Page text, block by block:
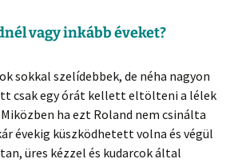
vagy inkább éveket?
sokkal szelídebbek, de néha nagyon
csak egy órát kellett eltölteni a lélek
ha ezt Roland nem csinálta
évekig küszködhetett volna és végül
üres kézzel és kudarcok által